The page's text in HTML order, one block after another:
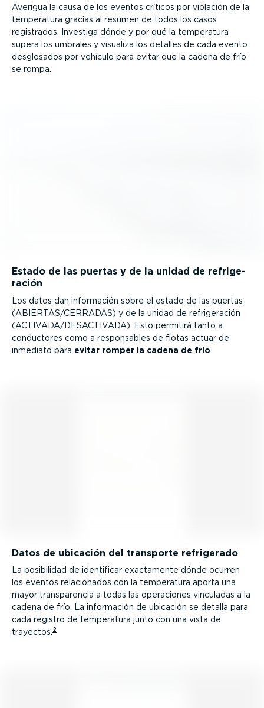
Averigua la causa de los eventos críticos por violación de la
temperatura gracias al resumen de todos los casos
registrados. Investiga dónde y por qué la temperatura
supera los umbrales y visualiza los detalles de cada evento
desglosados por vehículo para evitar que la cadena de frío
se rompa.
Estado de las puertas y de la unidad de refri­ge­
ración
Los datos dan información sobre el estado de las puertas
(ABIERTAS/CERRADAS) y de la unidad de refri­ge­ración
(ACTIVADA/DESACTIVADA). Esto permitirá tanto a
conductores como a respon­sables de flotas actuar de
inmediato para evitar romper la cadena de frío
Datos de ubicación del transporte refrigerado
La posibilidad de identificar exactamente dónde ocurren
los eventos relacio­nados con la temperatura aporta una
mayor trans­pa­rencia a todas las operaciones vinculadas a la
cadena de frío. La información de ubicación se detalla para
cada registro de temperatura junto con una vista de
trayectos.2